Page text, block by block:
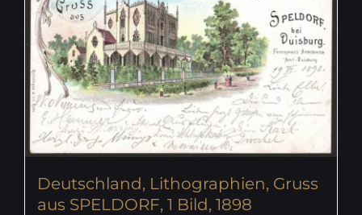
Deutschland, Lithographien, Gruss
aus SPELDORF, 1 Bild, 1898